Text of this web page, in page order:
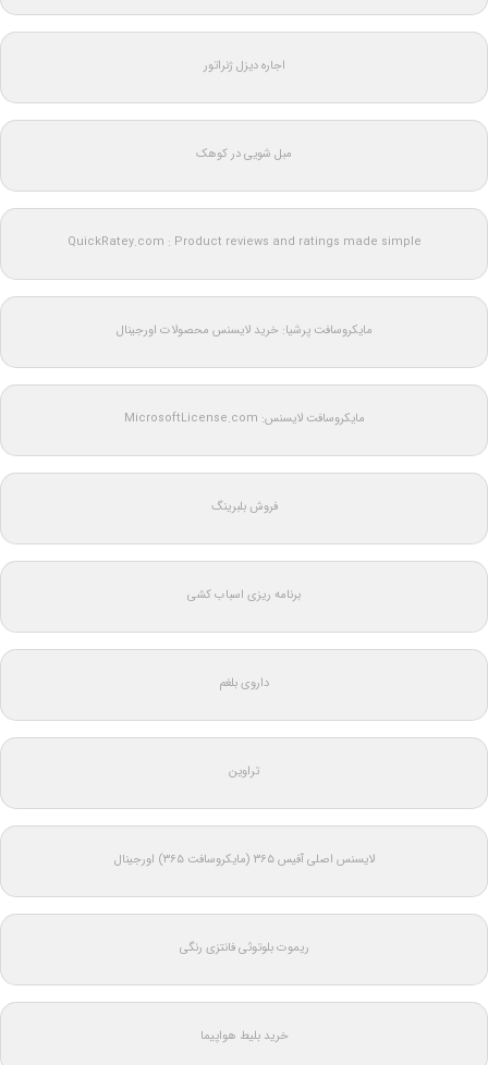
اجاره دیزل ژنراتور
مبل شویی در کوهک
QuickRatey.com : Product reviews and ratings made simple
مایکروسافت پرشیا: خرید لایسنس محصولات اورجینال
مایکروسافت لایسنس: MicrosoftLicense.com
فروش بلبرینگ
برنامه ریزی اسباب کشی
داروی بلغم
تراوین
لایسنس اصلی آفیس ۳۶۵ (مایکروسافت ۳۶۵) اورجینال
ریموت بلوتوثی فانتزی رنگی
خرید بلیط هواپیما